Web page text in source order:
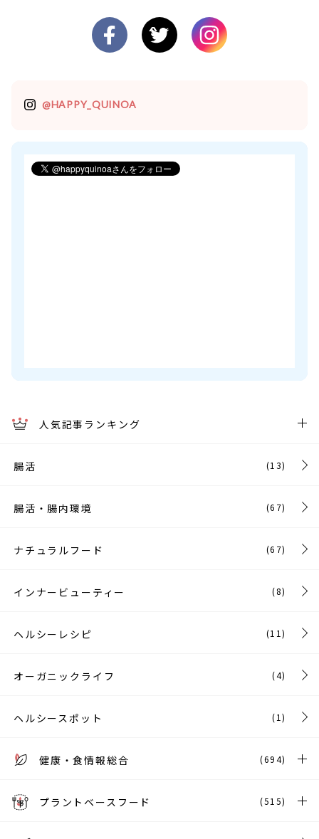
@HAPPY_QUINOA
人気記事ランキング
腸活 (13)
腸活・腸内環境 (67)
ナチュラルフード (67)
インナービューティー (8)
ヘルシーレシピ (11)
オーガニックライフ (4)
ヘルシースポット (1)
健康・食情報総合 (694)
プラントベースフード (515)